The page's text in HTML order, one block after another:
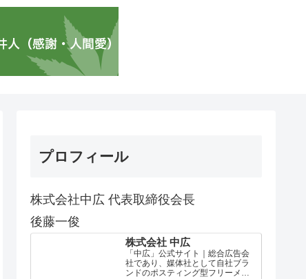
プロフィール
株式会社中広 代表取締役会長
後藤一俊
株式会社 中広
「中広」公式サイト｜総合広告会
社であり、媒体社として自社ブラ
ンドのポスティング型フリーメデ